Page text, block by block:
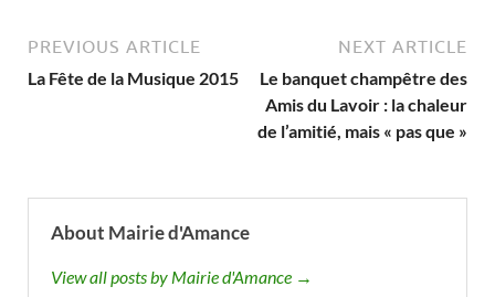
PREVIOUS ARTICLE
La Fête de la Musique 2015
NEXT ARTICLE
Le banquet champêtre des
Amis du Lavoir : la chaleur
de l’amitié, mais « pas que »
About Mairie d'Amance
View all posts by Mairie d'Amance →